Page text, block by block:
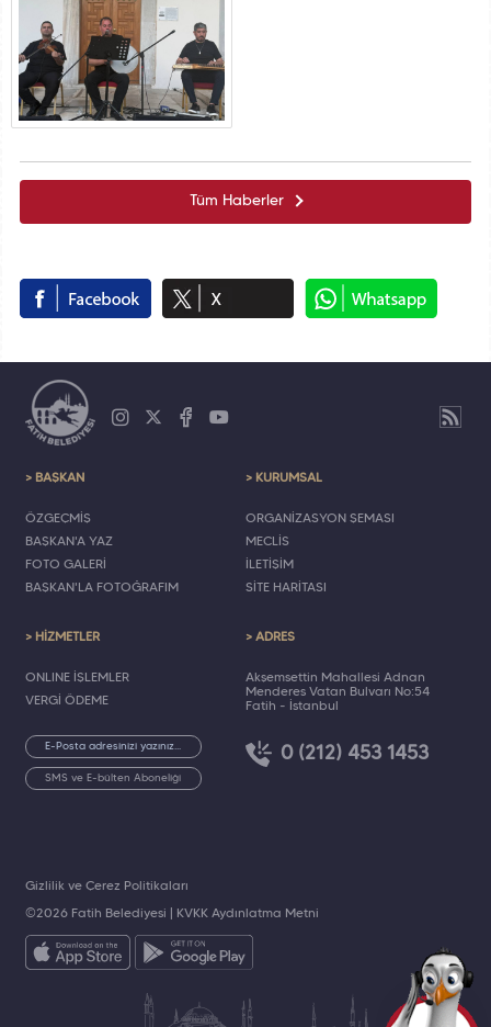
Tüm Haberler
> BAŞKAN
ÖZGEÇMİŞ
BAŞKAN'A YAZ
FOTO GALERİ
BAŞKAN'LA FOTOĞRAFIM
> KURUMSAL
ORGANİZASYON ŞEMASI
MECLİS
İLETİŞİM
SİTE HARİTASI
> HİZMETLER
ONLINE İŞLEMLER
VERGİ ÖDEME
SMS ve E-bülten Aboneliği
> ADRES
Akşemsettin Mahallesi Adnan
Menderes Vatan Bulvarı No:54
Fatih - İstanbul
0 (212) 453 1453
©2026 Fatih Belediyesi | KVKK Aydınlatma Metni
Gizlilik ve Çerez Politikaları